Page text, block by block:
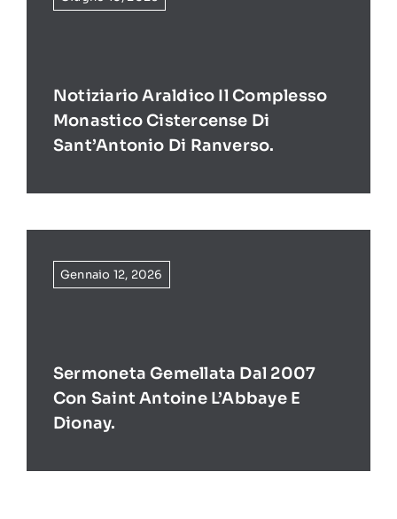
Notiziario Araldico Il Complesso
Monastico Cistercense Di
Sant’Antonio Di Ranverso.
Gennaio 12, 2026
Sermoneta Gemellata Dal 2007
Con Saint Antoine L’Abbaye E
Dionay.